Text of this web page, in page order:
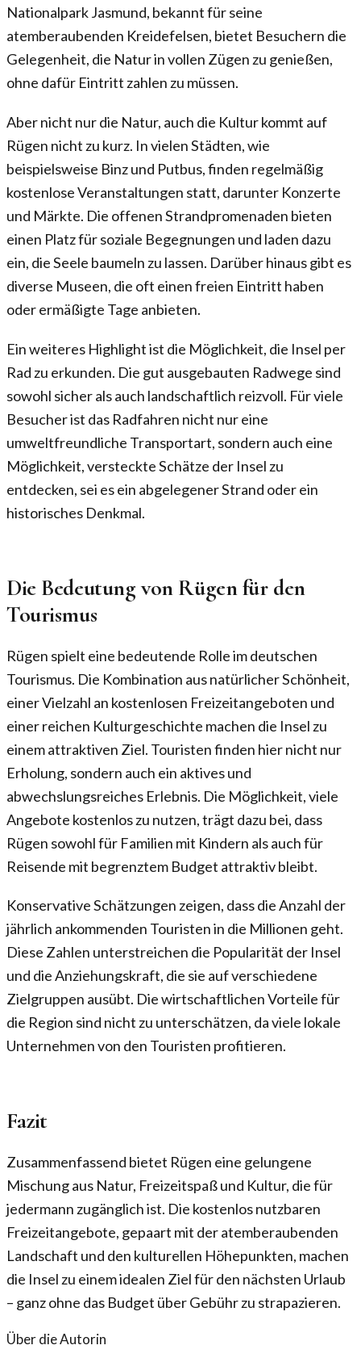
Nationalpark Jasmund, bekannt für seine
atemberaubenden Kreidefelsen, bietet Besuchern die
Gelegenheit, die Natur in vollen Zügen zu genießen,
ohne dafür Eintritt zahlen zu müssen.
Aber nicht nur die Natur, auch die Kultur kommt auf
Rügen nicht zu kurz. In vielen Städten, wie
beispielsweise Binz und Putbus, finden regelmäßig
kostenlose Veranstaltungen statt, darunter Konzerte
und Märkte. Die offenen Strandpromenaden bieten
einen Platz für soziale Begegnungen und laden dazu
ein, die Seele baumeln zu lassen. Darüber hinaus gibt es
diverse Museen, die oft einen freien Eintritt haben
oder ermäßigte Tage anbieten.
Ein weiteres Highlight ist die Möglichkeit, die Insel per
Rad zu erkunden. Die gut ausgebauten Radwege sind
sowohl sicher als auch landschaftlich reizvoll. Für viele
Besucher ist das Radfahren nicht nur eine
umweltfreundliche Transportart, sondern auch eine
Möglichkeit, versteckte Schätze der Insel zu
entdecken, sei es ein abgelegener Strand oder ein
historisches Denkmal.
Die Bedeutung von Rügen für den
Tourismus
Rügen spielt eine bedeutende Rolle im deutschen
Tourismus. Die Kombination aus natürlicher Schönheit,
einer Vielzahl an kostenlosen Freizeitangeboten und
einer reichen Kulturgeschichte machen die Insel zu
einem attraktiven Ziel. Touristen finden hier nicht nur
Erholung, sondern auch ein aktives und
abwechslungsreiches Erlebnis. Die Möglichkeit, viele
Angebote kostenlos zu nutzen, trägt dazu bei, dass
Rügen sowohl für Familien mit Kindern als auch für
Reisende mit begrenztem Budget attraktiv bleibt.
Konservative Schätzungen zeigen, dass die Anzahl der
jährlich ankommenden Touristen in die Millionen geht.
Diese Zahlen unterstreichen die Popularität der Insel
und die Anziehungskraft, die sie auf verschiedene
Zielgruppen ausübt. Die wirtschaftlichen Vorteile für
die Region sind nicht zu unterschätzen, da viele lokale
Unternehmen von den Touristen profitieren.
Fazit
Zusammenfassend bietet Rügen eine gelungene
Mischung aus Natur, Freizeitspaß und Kultur, die für
jedermann zugänglich ist. Die kostenlos nutzbaren
Freizeitangebote, gepaart mit der atemberaubenden
Landschaft und den kulturellen Höhepunkten, machen
die Insel zu einem idealen Ziel für den nächsten Urlaub
– ganz ohne das Budget über Gebühr zu strapazieren.
Über die Autorin